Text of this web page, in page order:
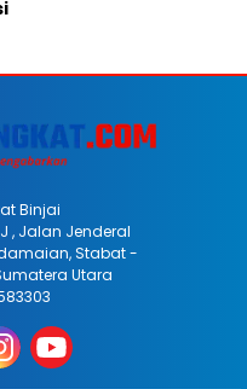
Binjai
, Jalan Jenderal
Stabat -
Utara